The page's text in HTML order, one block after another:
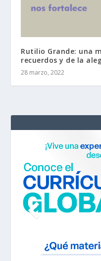
Rutilio Grande: una
recuerdos y de la
28 marzo, 2022